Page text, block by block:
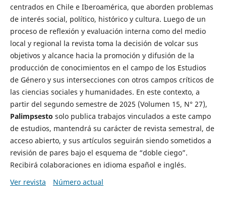
centrados en Chile e Iberoamérica, que aborden problemas
de interés social, político, histórico y cultura. Luego de un
proceso de reflexión y evaluación interna como del medio
local y regional la revista toma la decisión de volcar sus
objetivos y alcance hacia la promoción y difusión de la
producción de conocimientos en el campo de los Estudios
de Género y sus intersecciones con otros campos críticos de
las ciencias sociales y humanidades. En este contexto, a
partir del segundo semestre de 2025 (Volumen 15, N° 27),
Palimpsesto solo publica trabajos vinculados a este campo
de estudios, mantendrá su carácter de revista semestral, de
acceso abierto, y sus artículos seguirán siendo sometidos a
revisión de pares bajo el esquema de “doble ciego”.
Recibirá colaboraciones en idioma español e inglés.
Ver revista
Número actual